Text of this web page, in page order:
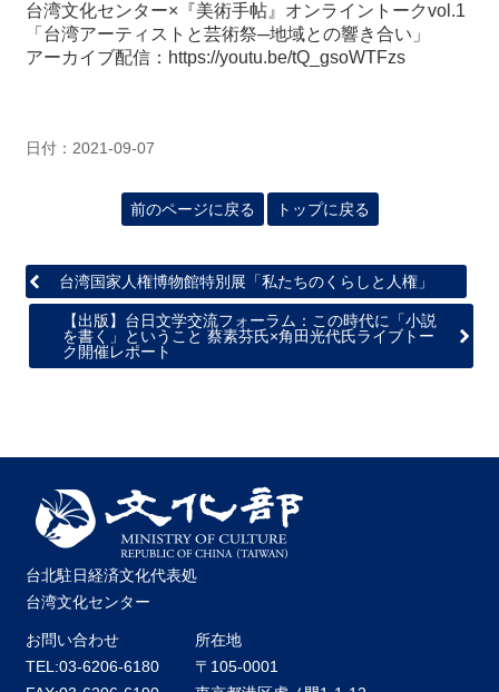
台湾文化センター×『美術手帖』オンライントークvol.1
「台湾アーティストと芸術祭─地域との響き合い」
アーカイブ配信： https://youtu.be/tQ_gsoWTFzs
日付：2021-09-07
前のページに戻る トップに戻る
台湾国家人権博物館特別展「私たちのくらしと人権」
【出版】台日文学交流フォーラム：この時代に「小説
を書く」ということ 蔡素芬氏×角田光代氏ライブトー
ク開催レポート
台北駐日経済文化代表処
台湾文化センター
お問い合わせ
TEL:03-6206-6180
所在地
〒105-0001